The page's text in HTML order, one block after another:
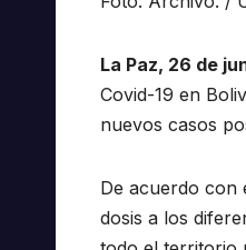
La Paz, 26 de
Covid-19 en
nuevos casos
De acuerdo con
dosis a los